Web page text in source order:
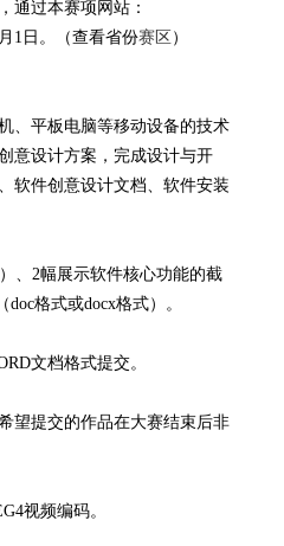
通过本赛项网站：
1日。（查看省份赛区）
、平板电脑等移动设备的技术
意设计方案，完成设计与开
软件创意设计文档、软件安装
、2幅展示软件核心功能的截
格式或docx格式）。
文档格式提交。
望提交的作品在大赛结束后非
视频编码。